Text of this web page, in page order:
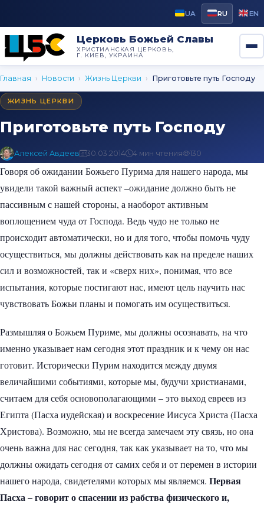
UA RU EN
Церковь Божьей Славы
ХРИСТИАНСКАЯ ЦЕРКОВЬ,
Г. КИЕВ, УКРАИНА
Главная › Новости › Жизнь Церкви › Приготовьте путь Господу
ЖИЗНЬ ЦЕРКВИ
Приготовьте путь Господу
Алексей Авдеев 30.03.2014 4 мин чтения 130
Говоря об ожидании Божьего Пурима для нашего народа, мы
увидели такой важный аспект –ожидание должно быть не
пассивным с нашей стороны, а наоборот активным
воплощением чуда от Господа. Ведь чудо не только не
происходит автоматически, но и для того, чтобы помочь чуду
осуществиться, мы должны действовать как на пределе наших
сил и возможностей, так и «сверх них», понимая, что все
испытания, которые постигают нас, имеют цель научить нас
чувствовать Божьи планы и помогать им осуществиться.
Размышляя о Божьем Пуриме, мы должны осознавать, на что
именно указывает нам сегодня этот праздник и к чему он нас
готовит. Исторически Пурим находится между двумя
величайшими событиями, которые мы, будучи христианами,
считаем для себя основополагающими – это выход евреев из
Египта (Пасха иудейская) и воскресение Иисуса Христа (Пасха
Христова). Возможно, мы не всегда замечаем эту связь, но она
очень важна для нас сегодня, так как указывает на то, что мы
должны ожидать сегодня от самих себя и от перемен в истории
нашего народа, свидетелями которых мы являемся. Первая
Пасха – говорит о спасении из рабства физического и,